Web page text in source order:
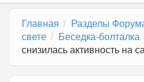
Главная Разделы
свете
Беседка-болталка
снизилась активность на